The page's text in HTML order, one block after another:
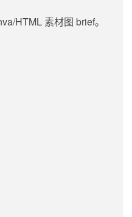
HTML 素材图 brief。